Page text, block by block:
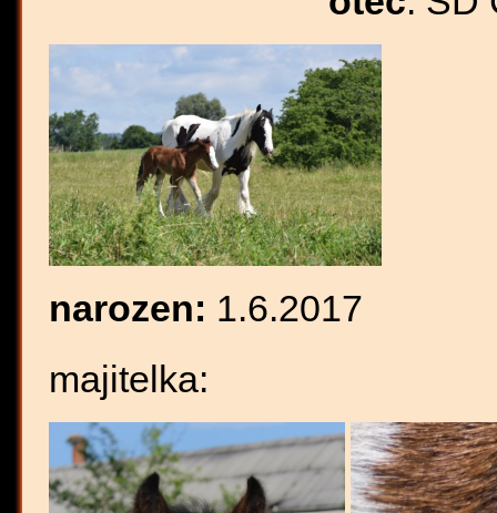
narozen: 1.6.2017
majitelka: